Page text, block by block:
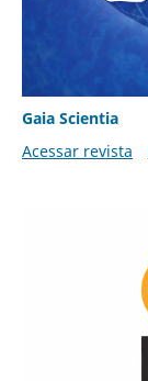
Gaia Scientia
Acessar revista